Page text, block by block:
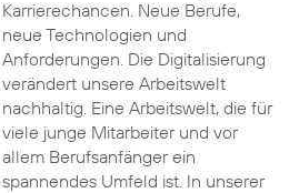
Karrierechancen. Neue Berufe,
neue Technologien und
Anforderungen. Die Digitalisierung
verändert unsere Arbeitswelt
nachhaltig. Eine Arbeitswelt, die für
viele junge Mitarbeiter und vor
allem Berufsanfänger ein
spannendes Umfeld ist. In unserer